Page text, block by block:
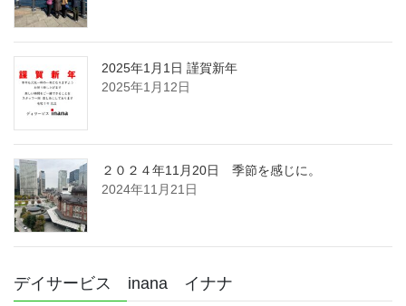
2025年1月1日 謹賀新年
2025年1月12日
２０２４年11月20日 季節を感じに。
2024年11月21日
デイサービス inana イナナ